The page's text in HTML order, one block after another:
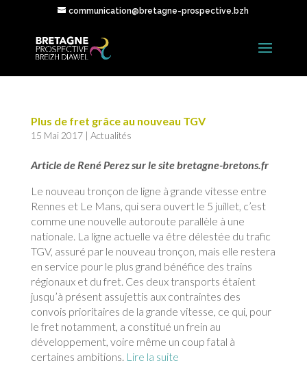
communication@bretagne-prospective.bzh
Plus de fret grâce au nouveau TGV
15 Mai 2017| Actualités
Article de René Perez sur le site bretagne-bretons.fr
Le nouveau tronçon de ligne à grande vitesse entre
Rennes et Le Mans, qui sera ouvert le 5 juillet, c’est
comme une nouvelle autoroute parallèle à une
nationale. La ligne actuelle va être délestée du trafic
TGV, assuré par le nouveau tronçon, mais elle restera
en service pour le plus grand bénéfice des trains
régionaux et du fret. Ces deux transports étaient
jusqu’à présent assujettis aux contraintes des
convois prioritaires de la grande vitesse, ce qui, pour
le fret notamment, a constitué un frein au
développement, voire même un coup fatal à
certaines ambitions. Lire la suite